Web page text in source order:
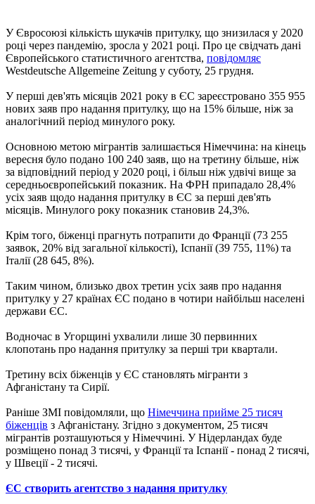
У Євросоюзі кількість шукачів притулку, що знизилася у 2020
році через пандемію, зросла у 2021 році. Про це свідчать дані
Європейського статистичного агентства, повідомляє
Westdeutsche Allgemeine Zeitung у суботу, 25 грудня.
У перші дев'ять місяців 2021 року в ЄС зареєстровано 355 955
нових заяв про надання притулку, що на 15% більше, ніж за
аналогічний період минулого року.
Основною метою мігрантів залишається Німеччина: на кінець
вересня було подано 100 240 заяв, що на третину більше, ніж
за відповідний період у 2020 році, і більш ніж удвічі вище за
середньоєвропейський показник. На ФРН припадало 28,4%
усіх заяв щодо надання притулку в ЄС за перші дев'ять
місяців. Минулого року показник становив 24,3%.
Крім того, біженці прагнуть потрапити до Франції (73 255
заявок, 20% від загальної кількості), Іспанії (39 755, 11%) та
Італії (28 645, 8%).
Таким чином, близько двох третин усіх заяв про надання
притулку у 27 країнах ЄС подано в чотири найбільш населені
держави ЄС.
Водночас в Угорщині ухвалили лише 30 первинних
клопотань про надання притулку за перші три квартали.
Третину всіх біженців у ЄС становлять мігранти з
Афганістану та Сирії.
Раніше ЗМІ повідомляли, що Німеччина прийме 25 тисяч
біженців з Афганістану. Згідно з документом, 25 тисяч
мігрантів розташуються у Німеччині. У Нідерландах буде
розміщено понад 3 тисячі, у Франції та Іспанії - понад 2 тисячі,
у Швеції - 2 тисячі.
ЄС створить агентство з надання притулку